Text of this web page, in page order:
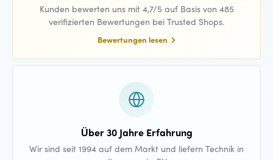
Kunden bewerten uns mit 4,7/5 auf Basis von 485
verifizierten Bewertungen bei Trusted Shops.
Bewertungen lesen
Über 30 Jahre Erfahrung
Wir sind seit 1994 auf dem Markt und liefern Technik in